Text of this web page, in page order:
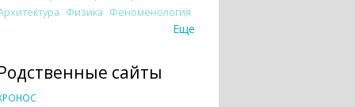
Физика Феноменология
Еще
сайты